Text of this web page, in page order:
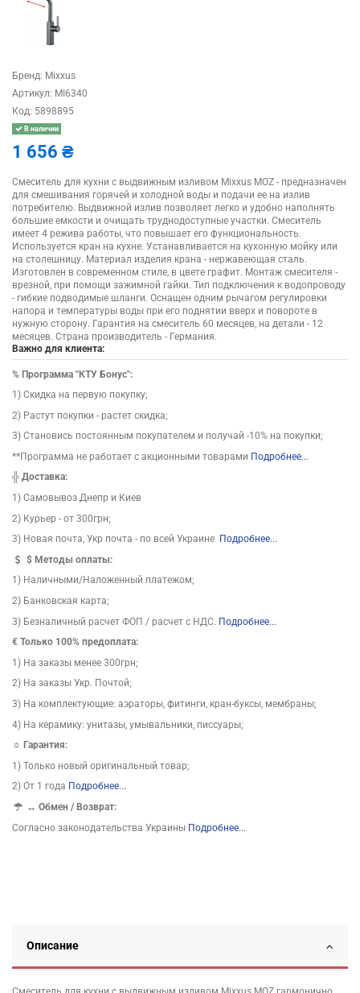
Бренд: Mixxus
Артикул: MI6340
Код: 5898895
В наличии
1 656 ₴
Смеситель для кухни с выдвижным изливом Mixxus MOZ - предназначен
для смешивания горячей и холодной воды и подачи ее на излив
потребителю. Выдвижной излив позволяет легко и удобно наполнять
большие емкости и очищать труднодоступные участки. Смеситель
имеет 4 режива работы, что повышает его функциональность.
Используется кран на кухне. Устанавливается на кухонную мойку или
на столешницу. Материал изделия крана - нержавеющая сталь.
Изготовлен в современном стиле, в цвете графит. Монтаж смесителя -
врезной, при помощи зажимной гайки. Тип подключения к водопроводу
- гибкие подводимые шланги. Оснащен одним рычагом регулировки
напора и температуры воды при его поднятии вверх и повороте в
нужную сторону. Гарантия на смеситель 60 месяцев, на детали - 12
месяцев. Страна производитель - Германия.
Важно для клиента:
% Программа "КТУ Бонус":
1) Скидка на первую покупку;
2) Растут покупки - растет скидка;
3) Становись постоянным покупателем и получай -10% на покупки;
**Программа не работает с акционными товарами Подробнее...
╬ Доставка:
1) Самовывоз Днепр и Киев
2) Курьер - от 300грн;
3) Новая почта, Укр почта - по всей Украине Подробнее...
$Методы оплаты:
1) Наличными/Наложенный платежом;
2) Банковская карта;
3) Безналичный расчет ФОП / расчет с НДС. Подробнее...
€ Только 100% предоплата:
1) На заказы менее 300грн;
2) На заказы Укр. Почтой;
3) На комплектующие: аэраторы, фитинги, кран-буксы, мембраны;
4) На керамику: унитазы, умывальники, писсуары;
☼ Гарантия:
1) Только новый оригинальный товар;
2) От 1 года Подробнее...
↔Обмен / Возврат:
Согласно законодательства Украины Подробнее...
Описание